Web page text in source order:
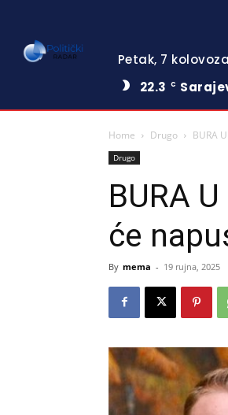
Petak, 7
22.3
C
Home Drugo BURA
Drugo
BURA
će
By mema - 19 rujna, 2025